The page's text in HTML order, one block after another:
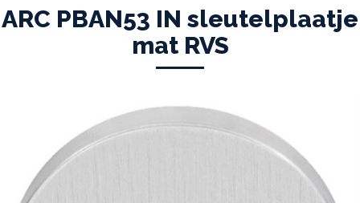
ARC PBAN53 IN sleutelplaatje
mat RVS